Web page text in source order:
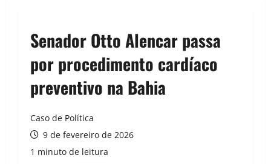
Senador Otto Alencar passa
por procedimento cardíaco
preventivo na Bahia
Caso de Política
9 de fevereiro de 2026
1 minuto de leitura